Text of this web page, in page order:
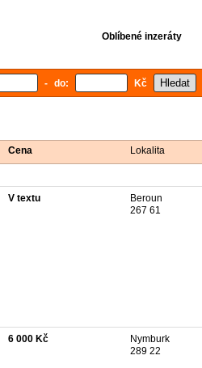
Oblíbené inzeráty
- do: Kč
Cena Lokalita
V textu
Beroun
267 61
6 000 Kč
Nymburk
289 22